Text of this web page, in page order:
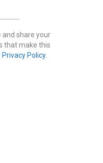
and share your
that make this
Privacy Policy.